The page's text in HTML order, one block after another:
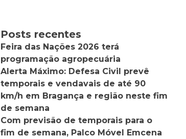
Posts recentes
Feira das Nações 2026 terá
programação agropecuária
Alerta Máximo: Defesa Civil prevê
temporais e vendavais de até 90
km/h em Bragança e região neste fim
de semana
Com previsão de temporais para o
fim de semana, Palco Móvel Emcena